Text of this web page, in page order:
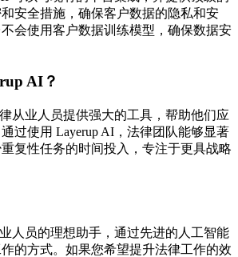
安全措施，确保客户数据的隐私和安
会使用客户数据训练模型，确保数据安
AI？
从业人员提供强大的工具，帮助他们应
过使用 Layerup AI，法律团队能够显著
复性任务的时间投入，专注于更具战略
人员的理想助手，通过先进的人工智能
的方式。如果您希望提升法律工作的效